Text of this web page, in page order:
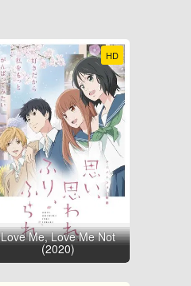
HD
Love Me, Love Me Not
(2020)